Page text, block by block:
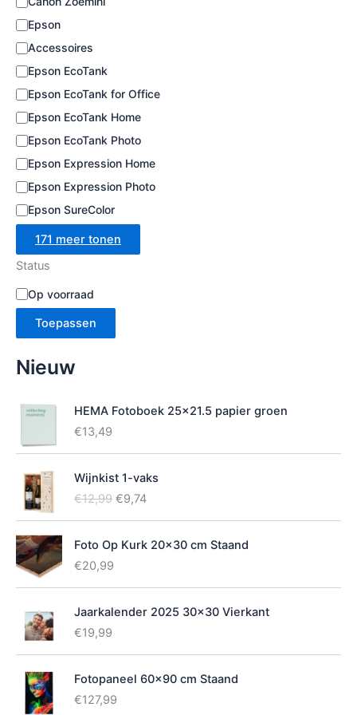
e
Epson
Accessoires
Epson EcoTank
Epson EcoTank for Office
Epson EcoTank Home
Epson EcoTank Photo
Epson Expression Home
Epson Expression Photo
Epson SureColor
171 meer tonen
Status
B
e
c
i
b
r
Op voorraad
Toepassen
Nieuw
HEMA Fotoboek 25x21.5 papier groen
€13,49
Wijnkist 1-vaks
€12,99 O
s
n
i
j
€9,74H
d
p
s
Foto Op Kurk 20x30 cm Staand
€20,99
Jaarkalender 2025 30x30 Vierkant
€19,99
Fotopaneel 60x90 cm Staand
€127,99